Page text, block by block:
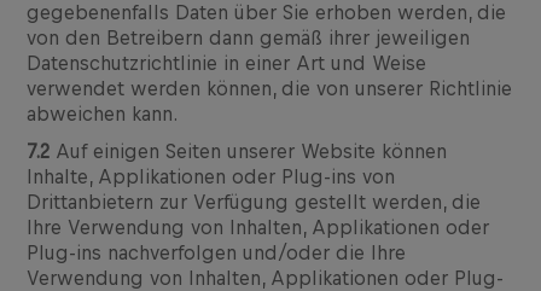
gegebenenfalls Daten über Sie erhoben werden, die
von den Betreibern dann gemäß ihrer jeweiligen
Datenschutzrichtlinie in einer Art und Weise
verwendet werden können, die von unserer Richtlinie
abweichen kann.
7.2 Auf einigen Seiten unserer Website können
Inhalte, Applikationen oder Plug-ins von
Drittanbietern zur Verfügung gestellt werden, die
Ihre Verwendung von Inhalten, Applikationen oder
Plug-ins nachverfolgen und/oder die Ihre
Verwendung von Inhalten, Applikationen oder Plug-